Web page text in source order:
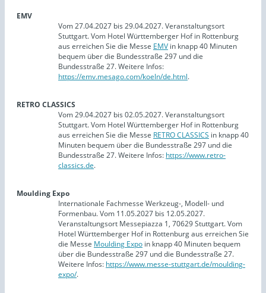
EMV
Vom 27.04.2027 bis 29.04.2027. Veranstaltungsort
Stuttgart. Vom Hotel Württemberger Hof in Rottenburg
aus erreichen Sie die Messe EMV in knapp 40 Minuten
bequem über die Bundesstraße 297 und die
Bundesstraße 27. Weitere Infos:
https://emv.mesago.com/koeln/de.html.
RETRO CLASSICS
Vom 29.04.2027 bis 02.05.2027. Veranstaltungsort
Stuttgart. Vom Hotel Württemberger Hof in Rottenburg
aus erreichen Sie die Messe RETRO CLASSICS in knapp 40
Minuten bequem über die Bundesstraße 297 und die
Bundesstraße 27. Weitere Infos: https://www.retro-
classics.de.
Moulding Expo
Internationale Fachmesse Werkzeug-, Modell- und
Formenbau. Vom 11.05.2027 bis 12.05.2027.
Veranstaltungsort Messepiazza 1, 70629 Stuttgart. Vom
Hotel Württemberger Hof in Rottenburg aus erreichen Sie
die Messe Moulding Expo in knapp 40 Minuten bequem
über die Bundesstraße 297 und die Bundesstraße 27.
Weitere Infos: https://www.messe-stuttgart.de/moulding-
expo/.